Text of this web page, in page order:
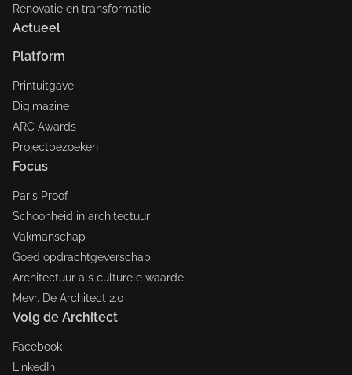
Renovatie en transformatie
Actueel
Platform
Printuitgave
Digimazine
ARC Awards
Projectbezoeken
Focus
Paris Proof
Schoonheid in architectuur
Vakmanschap
Goed opdrachtgeverschap
Architectuur als culturele waarde
Mevr. De Architect 2.0
Volg de Architect
Facebook
LinkedIn